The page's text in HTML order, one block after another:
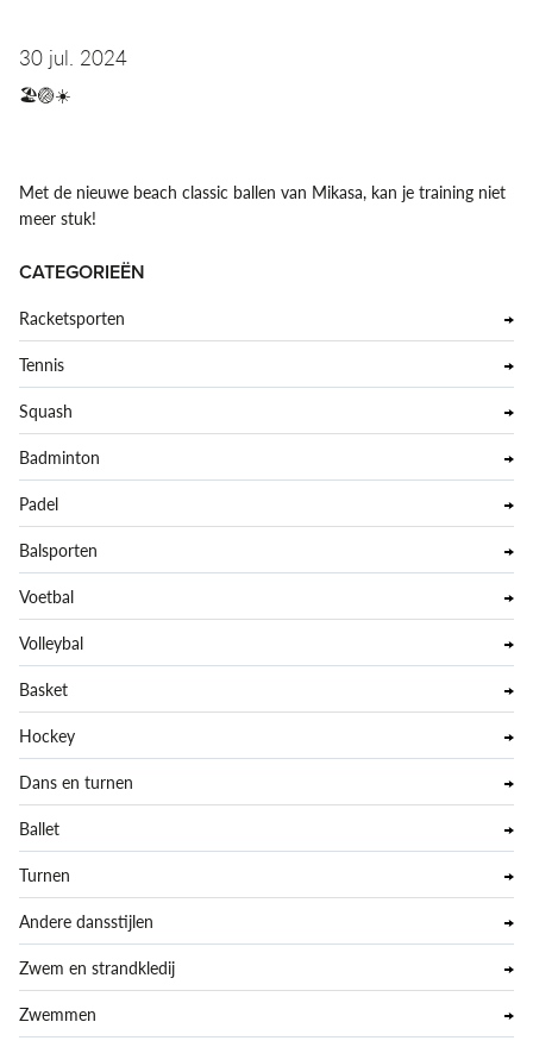
30 jul. 2024
🏖🏐☀️
Met de nieuwe beach classic ballen van Mikasa, kan je training niet
meer stuk!
CATEGORIEËN
Racketsporten
Tennis
Squash
Badminton
Padel
Balsporten
Voetbal
Volleybal
Basket
Hockey
Dans en turnen
Ballet
Turnen
Andere dansstijlen
Zwem en strandkledij
Zwemmen